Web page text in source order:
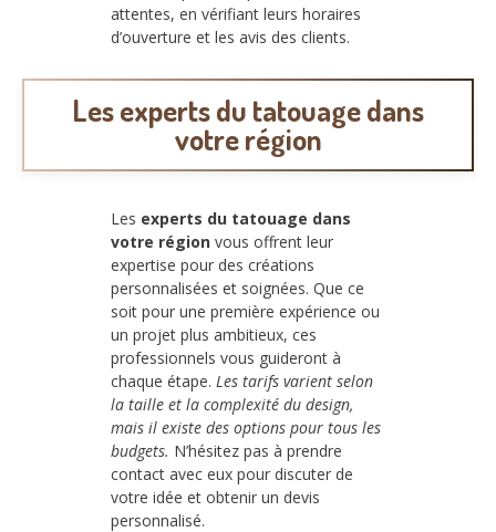
attentes, en vérifiant leurs horaires
d’ouverture et les avis des clients.
Les experts du tatouage dans
votre région
Les experts du tatouage dans
votre région vous offrent leur
expertise pour des créations
personnalisées et soignées. Que ce
soit pour une première expérience ou
un projet plus ambitieux, ces
professionnels vous guideront à
chaque étape. Les tarifs varient selon
la taille et la complexité du design,
mais il existe des options pour tous les
budgets. N’hésitez pas à prendre
contact avec eux pour discuter de
votre idée et obtenir un devis
personnalisé.